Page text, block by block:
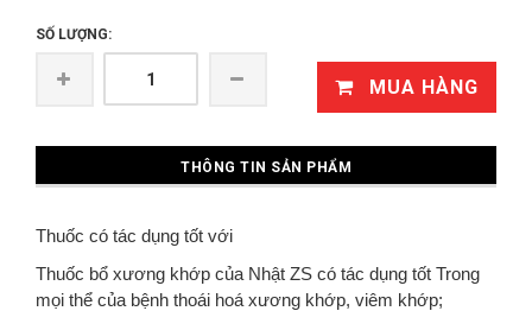
SỐ LƯỢNG:
MUA HÀNG
THÔNG TIN SẢN PHẨM
Thuốc có tác dụng tốt với
Thuốc bổ xương khớp của Nhật ZS có tác dụng tốt Trong
mọi thể của bệnh thoái hoá xương khớp, viêm khớp;